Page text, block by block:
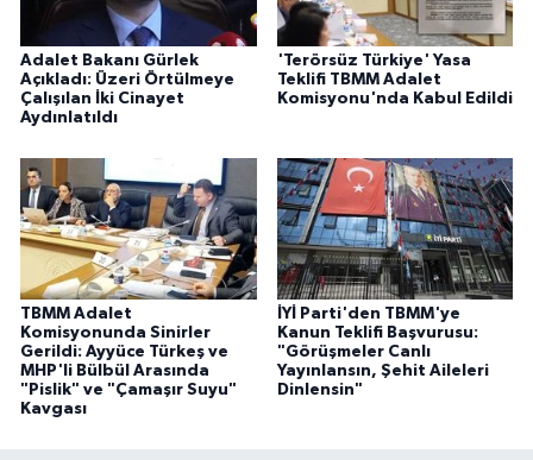
Adalet Bakanı Gürlek
Açıkladı: Üzeri Örtülmeye
Çalışılan İki Cinayet
Aydınlatıldı
'Terörsüz Türkiye' Yasa
Teklifi TBMM Adalet
Komisyonu'nda Kabul Edildi
TBMM Adalet
Komisyonunda Sinirler
Gerildi: Ayyüce Türkeş ve
MHP'li Bülbül Arasında
"Pislik" ve "Çamaşır Suyu"
Kavgası
İYİ Parti'den TBMM'ye
Kanun Teklifi Başvurusu:
"Görüşmeler Canlı
Yayınlansın, Şehit Aileleri
Dinlensin"